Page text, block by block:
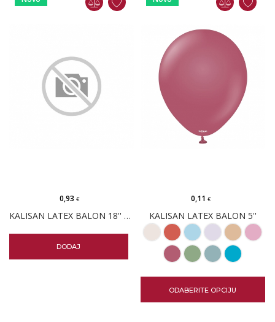
KALISAN LATEX BALON 18'' EUCALYPTUS
0,93€
DODAJ
KALISAN LATEX BALON 5''
0,11 €
ODABERITE OPCIJU